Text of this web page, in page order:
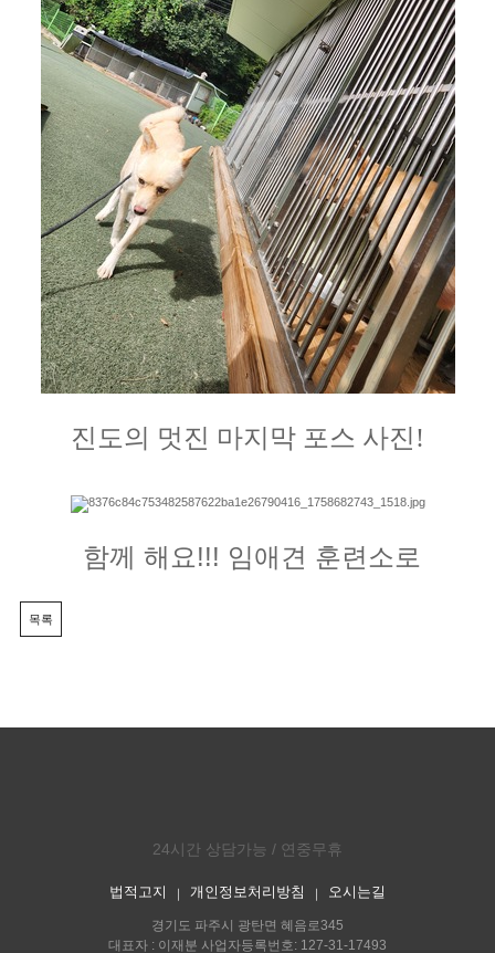
진도의 멋진 마지막 포스 사진!
함께 해요!!! 임애견 훈련소로
목록
24시간 상담가능 / 연중무휴
법적고지 ｜ 개인정보처리방침 ｜ 오시는길
경기도 파주시 광탄면 혜음로345
대표자 : 이재분 사업자등록번호: 127-31-17493